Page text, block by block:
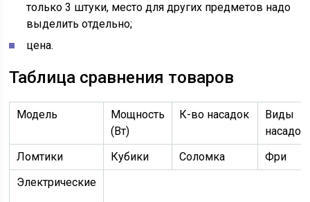
только 3 штуки, место для других предметов надо
выделить отдельно;
цена.
Таблица сравнения товаров
Модель
Мощность
(Вт)
К-во насадок
Виды
насадок
Ломтики
Кубики Соломка
Фри
Электрические